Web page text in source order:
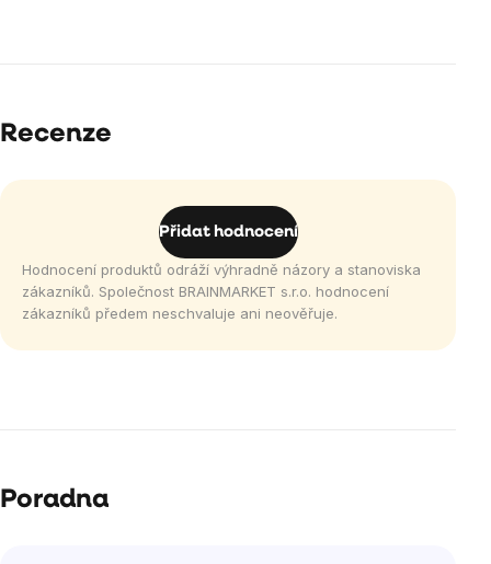
Recenze
Přidat hodnocení
Hodnocení produktů odráží výhradně názory a stanoviska
zákazníků. Společnost BRAINMARKET s.r.o. hodnocení
zákazníků předem neschvaluje ani neověřuje.
Poradna